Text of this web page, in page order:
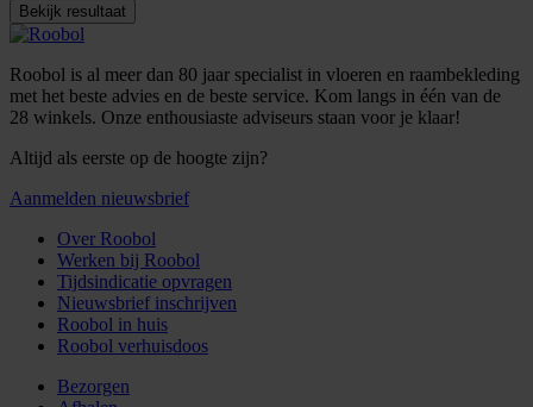
Bekijk resultaat
Roobol is al meer dan 80 jaar specialist in vloeren en raambekleding
met het beste advies en de beste service. Kom langs in één van de
28 winkels. Onze enthousiaste adviseurs staan voor je klaar!
Altijd als eerste op de hoogte zijn?
Aanmelden nieuwsbrief
Over Roobol
Werken bij Roobol
Tijdsindicatie opvragen
Nieuwsbrief inschrijven
Roobol in huis
Roobol verhuisdoos
Bezorgen